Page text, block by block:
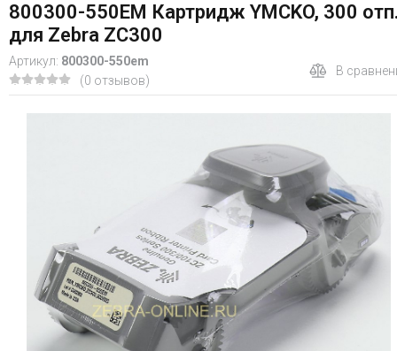
800300-550EM Картридж YMCKO, 300
для Zebra ZC300
Артикул: 800300-550em
(0 отзывов)
В